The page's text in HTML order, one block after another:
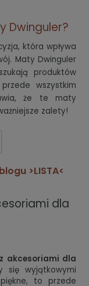
Dwinguler?
która wpływa
Maty Dwinguler
produktów
wszystkim
że te maty
zalety!
>LISTA<
dla
akcesoriami dla
się wyjątkowymi
to przede